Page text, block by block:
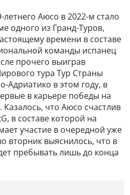
Аюсо в 2022-м стало
одного из Гранд-Туров,
времени в составе
команды испанец
прочего выиграв
тура Тур Страны
Адриатико в этом году, в
в карьере победы на
Казалось, что Аюсо счастлив
в составе которой на
участие в очередной уже
вторник выяснилось, что в
пребывать лишь до конца